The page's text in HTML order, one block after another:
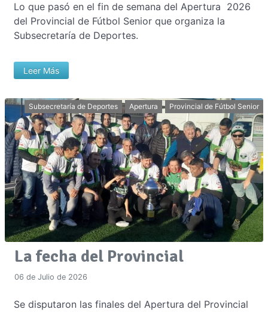
Lo que pasó en el fin de semana del Apertura 2026
del Provincial de Fútbol Senior que organiza la
Subsecretaría de Deportes.
Leer Más
Subsecretaría de Deportes Apertura Provincial de Fútbol Senior
La fecha del Provincial
06 de Julio de 2026
Se disputaron las finales del Apertura del Provincial